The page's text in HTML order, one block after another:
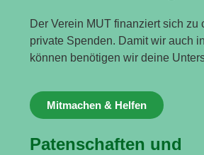
Der Verein MUT finanziert sich zu
private Spenden. Damit wir auch
können benötigen wir deine
Mitmachen & Helfen
Patenschaften und